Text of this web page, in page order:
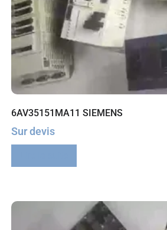
6AV35151MA11 SIEMENS
Sur devis